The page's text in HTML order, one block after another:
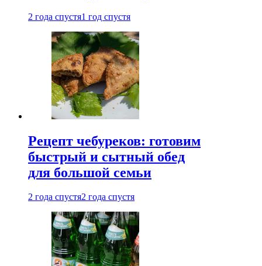
2 года спустя1 год спустя
Рецепт чебуреков: готовим
быстрый и сытный обед
для большой семьи
2 года спустя2 года спустя